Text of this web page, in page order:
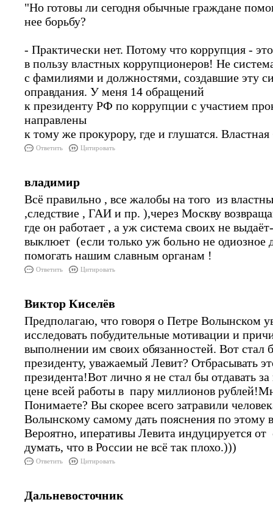
"Но готовы ли сегодня обычные граждане
нее борьбу?
- Практически нет. Потому что коррупция -
в пользу властных коррупционеров! Не
с фамилиями и должностями, создавшие эту
оправдания. У меня 14 обращений
к президенту РФ по коррупции с участием
направлены
к тому же прокурору, где и глушатся.
Ответить Цитировать
владимир
Всё правильно , все жалобы на того из
,следствие , ГАИ и пр. ),через Москву
где он работает , а уж система своих не
выклюет (если только уж больно не одиозное
помогать нашим славным органам !
Ответить Цитировать
Виктор Киселёв
Предполагаю, что говоря о Петре Волынском
исследовать побудительные мотивации и
выполнении им своих обязанностей. Вот стал
президенту, уважаемый Левит? Отбрасывать
президента!Вот лично я не стал бы отдавать
цене всей работы в пару миллионов
Понимаете? Вы скорее всего затравили
Волынскому самому дать пояснения по этому
Вероятно, иперативы Левита индуцируется
думать, что в России не всё так плохо.)))
Ответить Цитировать
Дальневосточник